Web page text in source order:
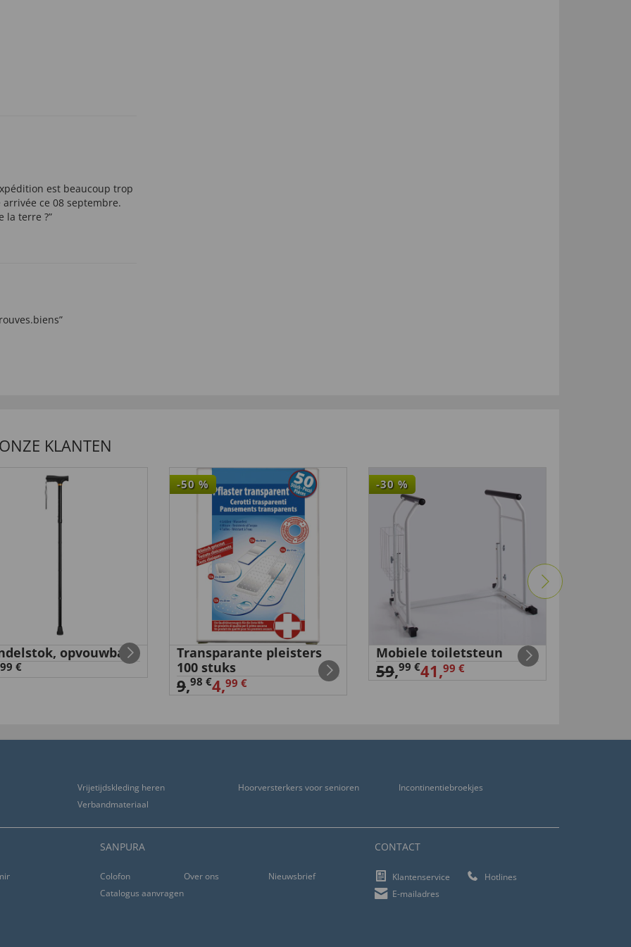
est beaucoup trop
ce 08 septembre.
la terre ?”
KLANTEN
opvouwbaar
99 €
-50 %
Transparante pleisters
100 stuks
9,98 €4,99 €
-30 %
Mobiele toiletsteun
59,99 €41,99 €
Vrijetijdskleding heren Hoorversterkers voor senioren
Incontinentiebroekjes
Verbandmateriaal
SANPURA
Colofon Over ons
Nieuwsbrief
Catalogus aanvragen
CONTACT
Klantenservice
Hotlines
E-mailadres